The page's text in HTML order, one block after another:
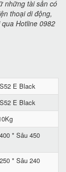
những tài sản có
thoại di động,
Hotline 0982
E Black
E Black
* Sâu 450
* Sâu 240